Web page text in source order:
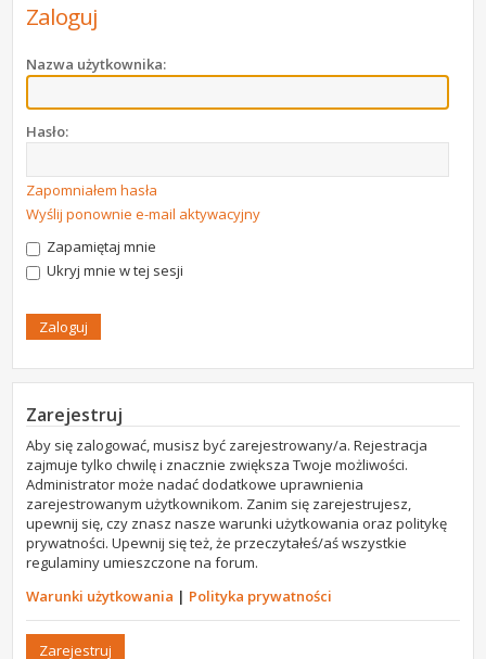
Zaloguj
Nazwa użytkownika:
Hasło:
Zapomniałem hasła
Wyślij ponownie e-mail aktywacyjny
Zapamiętaj mnie
Ukryj mnie w tej sesji
Zarejestruj
Aby się zalogować, musisz być zarejestrowany/a. Rejestracja
zajmuje tylko chwilę i znacznie zwiększa Twoje możliwości.
Administrator może nadać dodatkowe uprawnienia
zarejestrowanym użytkownikom. Zanim się zarejestrujesz,
upewnij się, czy znasz nasze warunki użytkowania oraz politykę
prywatności. Upewnij się też, że przeczytałeś/aś wszystkie
regulaminy umieszczone na forum.
Warunki użytkowania | Polityka prywatności
Zarejestruj